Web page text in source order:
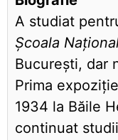
A studiat
Școala
București, dar
Prima
1934 la Băile
continuat